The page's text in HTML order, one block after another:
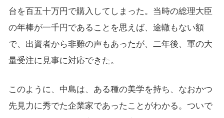
台を百五十万円で購入してしまった。当時の総理大臣
の年棒が一千円であることを思えば、途轍もない額
で、出資者から非難の声もあったが、二年後、軍の大
量受注に見事に対応できた。
このように、中島は、ある種の美学を持ち、なおかつ
先見力に秀でた企業家であったことがわかる。ついで